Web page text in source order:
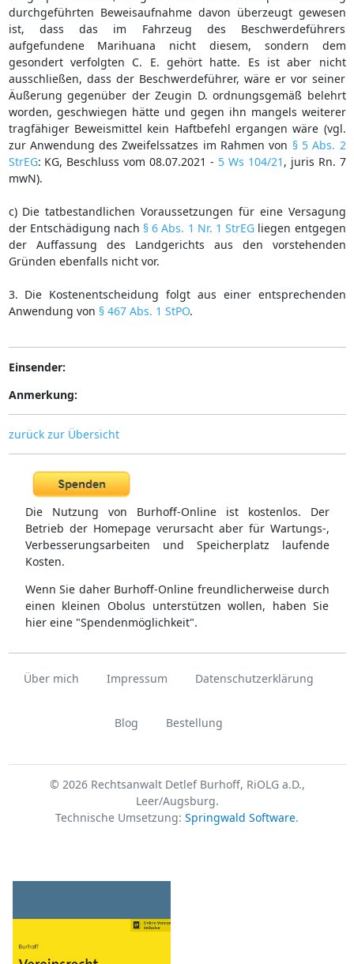
durchgeführten Beweisaufnahme davon überzeugt gewesen
ist, dass das im Fahrzeug des Beschwerdeführers
aufgefundene Marihuana nicht diesem, sondern dem
gesondert verfolgten C. E. gehört hatte. Es ist aber nicht
ausschließen, dass der Beschwerdeführer, wäre er vor seiner
Äußerung gegenüber der Zeugin D. ordnungsgemäß belehrt
worden, geschwiegen hätte und gegen ihn mangels weiterer
tragfähiger Beweismittel kein Haftbefehl ergangen wäre (vgl.
zur Anwendung des Zweifelssatzes im Rahmen von § 5 Abs. 2
StrEG: KG, Beschluss vom 08.07.2021 - 5 Ws 104/21 , juris Rn. 7
mwN).
c) Die tatbestandlichen Voraussetzungen für eine Versagung
der Entschädigung nach § 6 Abs. 1 Nr. 1 StrEG liegen entgegen
der Auffassung des Landgerichts aus den vorstehenden
Gründen ebenfalls nicht vor.
3. Die Kostenentscheidung folgt aus einer entsprechenden
Anwendung von § 467 Abs. 1 StPO.
Einsender:
Anmerkung:
zurück zur Übersicht
Die Nutzung von Burhoff-Online ist kostenlos. Der
Betrieb der Homepage verursacht aber für Wartungs-,
Verbesserungsarbeiten und Speicherplatz laufende
Kosten.
Wenn Sie daher Burhoff-Online freundlicherweise durch
einen kleinen Obolus unterstützen wollen, haben Sie
hier eine "Spendenmöglichkeit".
Über mich Impressum Datenschutzerklärung
Blog Bestellung
© 2026 Rechtsanwalt Detlef Burhoff, RiOLG a.D.,
Leer/Augsburg.
Technische Umsetzung: Springwald Software.